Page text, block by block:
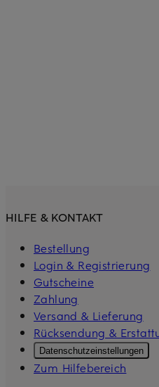
HILFE & KONTAKT
Bestellung
Login & Registrierung
Gutscheine
Zahlung
Versand & Lieferung
Rücksendung &
Datenschutzeinstellungen
Zum Hilfebereich